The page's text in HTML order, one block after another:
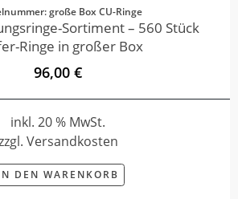
große Box CU-Ringe
Sortiment – 560 Stück
Ringe in großer Box
96,00 €
inkl. 20 % MwSt.
Versandkosten
DEN WARENKORB